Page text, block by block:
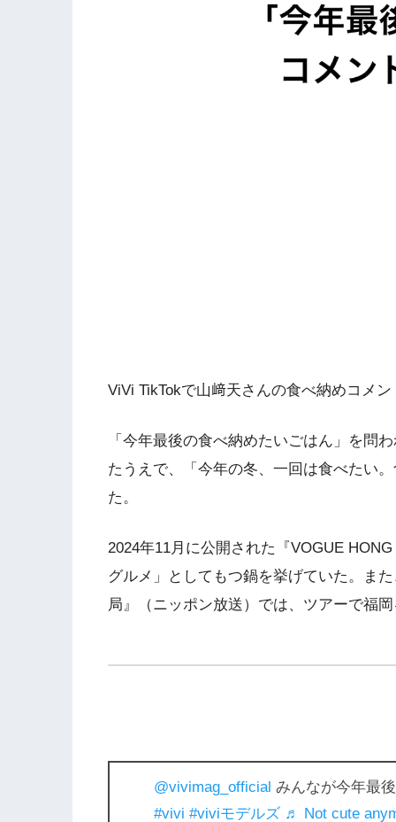
ViVi TikTokで山﨑天さんの食べ納めコメ
「今年最後の食べ納めたいごはん」を問
たうえで、「今年の冬、一回は食べたい
た。
2024年11月に公開された『VOGUE
グルメ」としてもつ鍋を挙げていた。ま
局』（ニッポン放送）では、ツアーで福
@vivimag_official みんなが今年最
#vivi #viviモデルズ ♬ Not cute